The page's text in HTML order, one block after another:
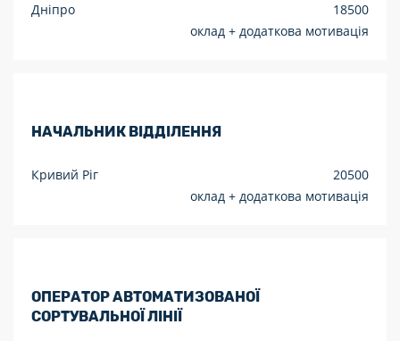
Дніпро
18500
оклад + додаткова мотивація
НАЧАЛЬНИК ВІДДІЛЕННЯ
Кривий Ріг
20500
оклад + додаткова мотивація
ОПЕРАТОР АВТОМАТИЗОВАНОЇ
СОРТУВАЛЬНОЇ ЛІНІЇ